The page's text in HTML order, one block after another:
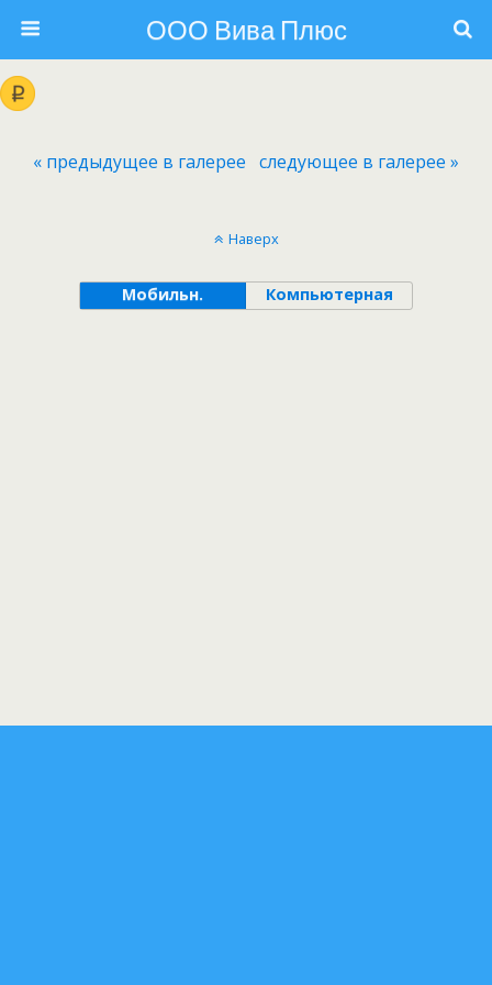
ООО Вива Плюс
« предыдущее в галерее следующее в галерее »
Наверх
Мобильн. Компьютерная